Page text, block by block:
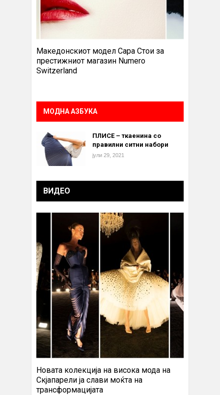
Македонскиот модел Сара Стои за
престижниот магазин Numero
Switzerland
МОДНА АЗБУКА
ПЛИСЕ – ткаенина со
правилни ситни набори
јули 29, 2021
ВИДЕО
Новата колекција на висока мода на
Скјапарели ја слави моќта на
трансформацијата